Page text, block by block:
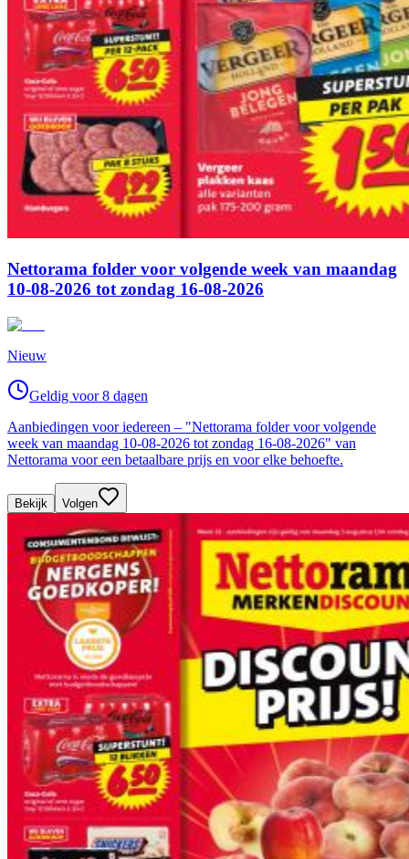
Nettorama folder voor volgende week van maandag
10-08-2026 tot zondag 16-08-2026
Nieuw
Geldig voor 8 dagen
Aanbiedingen voor iedereen – "Nettorama folder voor volgende
week van maandag 10-08-2026 tot zondag 16-08-2026" van
Nettorama voor een betaalbare prijs en voor elke behoefte.
Bekijk Volgen